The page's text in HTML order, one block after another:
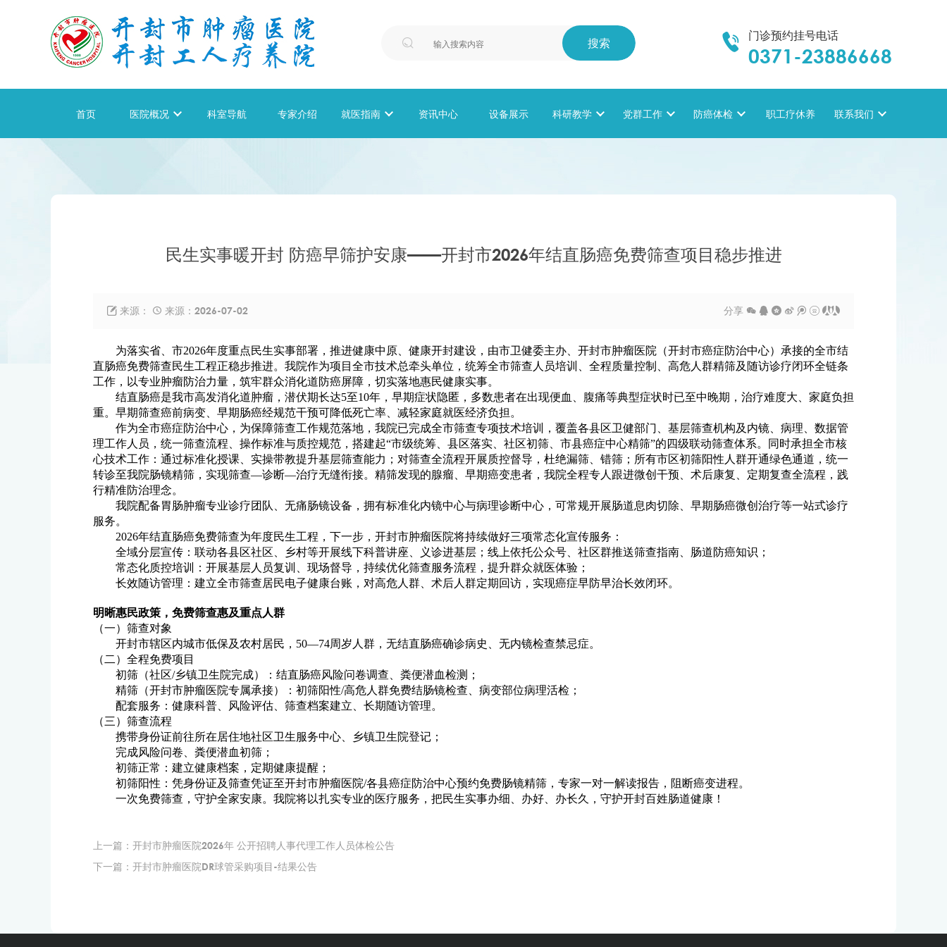
 搜索  门诊预约挂号电话
0371-23886668
首页 医院概况  科室导航 专家介绍 就医指南  资讯中心 设备展示 科研教学  党群工作  防癌体检  职工疗休养 联系我们 
民生实事暖开封 防癌早筛护安康——开封市2026年结直肠癌免费筛查项目稳步推进
 来源：  来源：2026-07-02 分享       
为落实省、市2026年度重点民生实事部署，推进健康中原、健康开封建设，由市卫健委主办、开封市肿瘤医院（开封市癌症防治中心）承接的全市结
直肠癌免费筛查民生工程正稳步推进。我院作为项目全市技术总牵头单位，统筹全市筛查人员培训、全程质量控制、高危人群精筛及随访诊疗闭环全链条
工作，以专业肿瘤防治力量，筑牢群众消化道防癌屏障，切实落地惠民健康实事。
结直肠癌是我市高发消化道肿瘤，潜伏期长达5至10年，早期症状隐匿，多数患者在出现便血、腹痛等典型症状时已至中晚期，治疗难度大、家庭负担
重。早期筛查癌前病变、早期肠癌经规范干预可降低死亡率、减轻家庭就医经济负担。
作为全市癌症防治中心，为保障筛查工作规范落地，我院已完成全市筛查专项技术培训，覆盖各县区卫健部门、基层筛查机构及内镜、病理、数据管
理工作人员，统一筛查流程、操作标准与质控规范，搭建起“市级统筹、县区落实、社区初筛、市县癌症中心精筛”的四级联动筛查体系。同时承担全市核
心技术工作：通过标准化授课、实操带教提升基层筛查能力；对筛查全流程开展质控督导，杜绝漏筛、错筛；所有市区初筛阳性人群开通绿色通道，统一
转诊至我院肠镜精筛，实现筛查—诊断—治疗无缝衔接。精筛发现的腺瘤、早期癌变患者，我院全程专人跟进微创干预、术后康复、定期复查全流程，践
行精准防治理念。
我院配备胃肠肿瘤专业诊疗团队、无痛肠镜设备，拥有标准化内镜中心与病理诊断中心，可常规开展肠道息肉切除、早期肠癌微创治疗等一站式诊疗
服务。
2026年结直肠癌免费筛查为年度民生工程，下一步，开封市肿瘤医院将持续做好三项常态化宣传服务：
全域分层宣传：联动各县区社区、乡村等开展线下科普讲座、义诊进基层；线上依托公众号、社区群推送筛查指南、肠道防癌知识；
常态化质控培训：开展基层人员复训、现场督导，持续优化筛查服务流程，提升群众就医体验；
长效随访管理：建立全市筛查居民电子健康台账，对高危人群、术后人群定期回访，实现癌症早防早治长效闭环。
明晰惠民政策，免费筛查惠及重点人群
（一）筛查对象
开封市辖区内城市低保及农村居民，50—74周岁人群，无结直肠癌确诊病史、无内镜检查禁忌症。
（二）全程免费项目
初筛（社区/乡镇卫生院完成）：结直肠癌风险问卷调查、粪便潜血检测；
精筛（开封市肿瘤医院专属承接）：初筛阳性/高危人群免费结肠镜检查、病变部位病理活检；
配套服务：健康科普、风险评估、筛查档案建立、长期随访管理。
（三）筛查流程
携带身份证前往所在居住地社区卫生服务中心、乡镇卫生院登记；
完成风险问卷、粪便潜血初筛；
初筛正常：建立健康档案，定期健康提醒；
初筛阳性：凭身份证及筛查凭证至开封市肿瘤医院/各县癌症防治中心预约免费肠镜精筛，专家一对一解读报告，阻断癌变进程。
一次免费筛查，守护全家安康。我院将以扎实专业的医疗服务，把民生实事办细、办好、办长久，守护开封百姓肠道健康！
上一篇： 开封市肿瘤医院2026年 公开招聘人事代理工作人员体检公告
下一篇： 开封市肿瘤医院DR球管采购项目-结果公告